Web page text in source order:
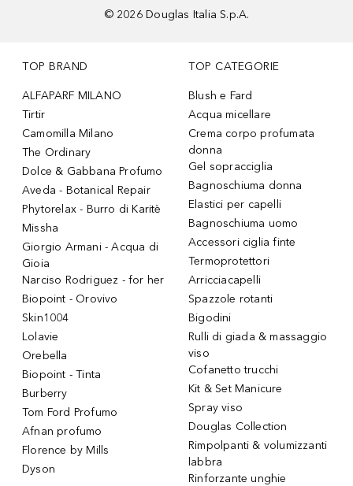
© 2026 Douglas Italia S.p.A.
TOP BRAND
ALFAPARF MILANO
Tirtir
Camomilla Milano
The Ordinary
Dolce & Gabbana Profumo
Aveda - Botanical Repair
Phytorelax - Burro di Karitè
Missha
Giorgio Armani - Acqua di
Gioia
Narciso Rodriguez - for her
Biopoint - Orovivo
Skin1004
Lolavie
Orebella
Biopoint - Tinta
Burberry
Tom Ford Profumo
Afnan profumo
Florence by Mills
Dyson
TOP CATEGORIE
Blush e Fard
Acqua micellare
Crema corpo profumata
donna
Gel sopracciglia
Bagnoschiuma donna
Elastici per capelli
Bagnoschiuma uomo
Accessori ciglia finte
Termoprotettori
Arricciacapelli
Spazzole rotanti
Bigodini
Rulli di giada & massaggio
viso
Cofanetto trucchi
Kit & Set Manicure
Spray viso
Douglas Collection
Rimpolpanti & volumizzanti
labbra
Rinforzante unghie